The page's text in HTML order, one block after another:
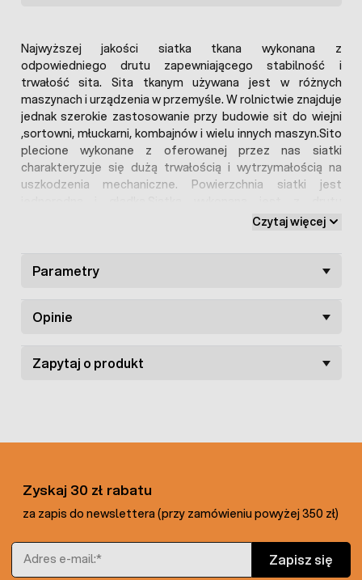
Najwyższej jakości siatka tkana wykonana z
odpowiedniego drutu zapewniającego stabilność i
trwałość sita. Sita tkanym używana jest w różnych
maszynach i urządzenia w przemyśle. W rolnictwie znajduje
jednak szerokie zastosowanie przy budowie sit do wiejni
,sortowni, młuckarni, kombajnów i wielu innych maszyn.Sito
plecione wykonane z oferowanej przez nas siatki
charakteryzuje się dużą trwałością i wytrzymałością na
uszkodzenia mechaniczne. Powierzchnia siatki jest
stalowego ocynkowanego .(podana cena jest ceną brutto
Czytaj więcej
Parametry
Opinie
Zapytaj o produkt
Zyskaj 30 zł rabatu
za zapis do newslettera (przy zamówieniu powyżej 350 zł)
Adres e-mail
Zapisz się